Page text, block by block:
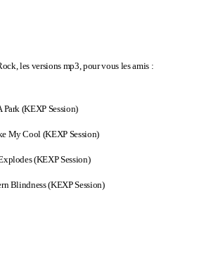
les versions mp3, pour vous les amis :
Park (KEXP Session)
My Cool (KEXP Session)
(KEXP Session)
Blindness (KEXP Session)